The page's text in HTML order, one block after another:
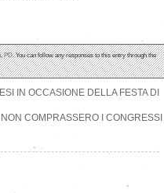
,PD. You can follow any responses to this entry through the
IN OCCASIONE DELLA FESTA DI
COMPRASSERO I CONGRESSI